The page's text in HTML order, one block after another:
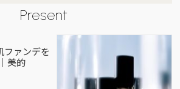
Present
ファンデを
美的